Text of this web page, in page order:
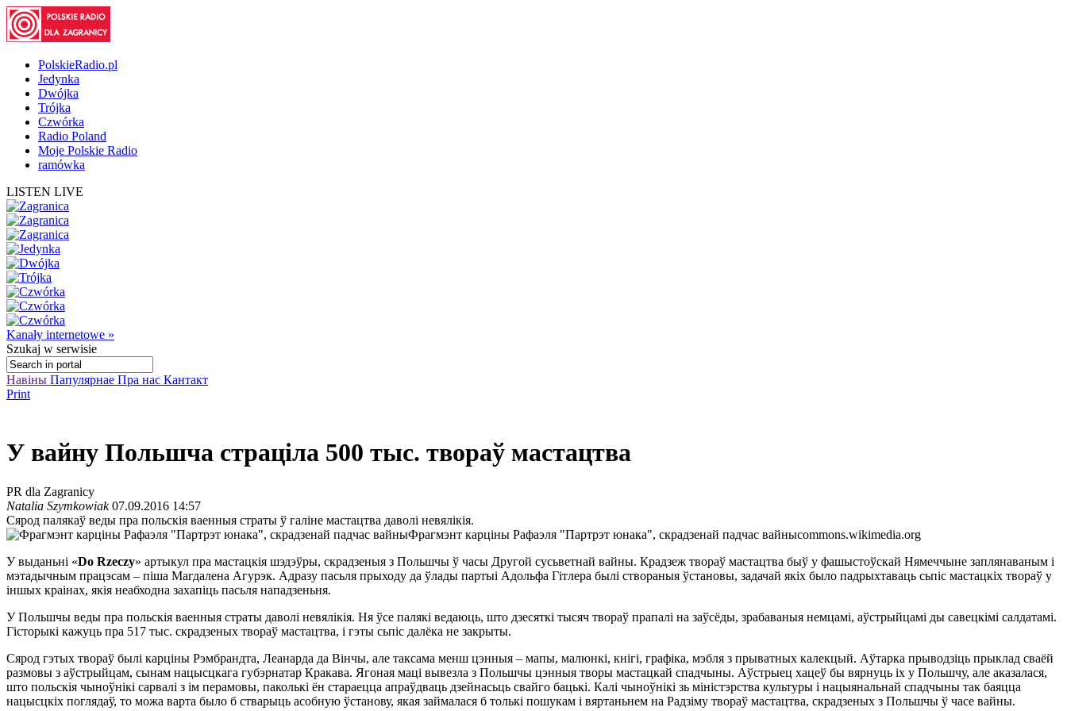
PolskieRadio.pl
Jedynka
Dwójka
Trójka
Czwórka
Radio Poland
Moje Polskie Radio
ramówka
LISTEN LIVE
Kanały internetowe »
Szukaj w serwisie
Навіны Папулярнае Пра нас Кантакт
Print
У вайну Польшча страціла 500 тыс. твораў мастацтва
PR dla Zagranicy
Natalia Szymkowiak07.09.2016 14:57
Сярод палякаў веды пра польскія ваенныя страты ў галіне мастацтва даволі невялікія.
Фрагмэнт карціны Рафаэля "Партрэт юнака", скрадзенай падчас вайныcommons.wikimedia.org
У выданьні «Do Rzeczy» артыкул пра мастацкія шэдэўры, скрадзеныя з Польшчы ў часы Другой сусьветнай вайны. Крадзеж твораў мастацтва быў у фашыстоўскай Нямеччыне заплянаваным і
мэтадычным працэсам – піша Магдалена Агурэк. Адразу пасьля прыходу да ўлады партыі Адольфа Гітлера былі створаныя ўстановы, задачай якіх было падрыхтаваць сьпіс мастацкіх твораў у
іншых краінах, якія неабходна захапіць пасьля нападзеньня.
У Польшчы веды пра польскія ваенныя страты даволі невялікія. Ня ўсе палякі ведаюць, што дзесяткі тысяч твораў прапалі на заўсёды, зрабаваныя немцамі, аўстрыйцамі ды савецкімі салдатамі.
Гісторыкі кажуць пра 517 тыс. скрадзеных твораў мастацтва, і гэты сьпіс далёка не закрыты.
Сярод гэтых твораў былі карціны Рэмбрандта, Леанарда да Вінчы, але таксама менш цэнныя – мапы, малюнкі, кнігі, графіка, мэбля з прыватных калекцый. Аўтарка прыводзіць прыклад сваёй
размовы з аўстрыйцам, сынам нацысцкага губэрнатар Кракава. Ягоная маці вывезла з Польшчы цэнныя творы мастацкай спадчыны. Аўстрыец хацеў бы вярнуць іх у Польшчу, але аказалася,
што польскія чыноўнікі сарвалі з ім перамовы, паколькі ён стараецца апраўдваць дзейнасьць свайго бацькі. Калі чыноўнікі зь міністэрства культуры і нацыянальнай спадчыны так баяцца
нацысцкіх поглядаў, то можа варта было б стварыць асобную ўстанову, якая займалася б толькі пошукам і вяртаньнем на Радзіму твораў мастацтва, скрадзеных з Польшчы ў часе вайны.